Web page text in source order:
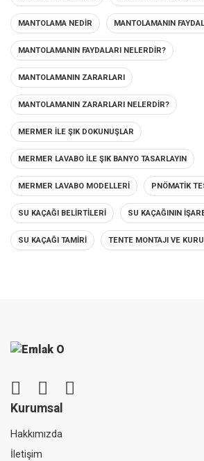
MANTOLAMA NEDIR MANTOLAMANIN
MANTOLAMANIN FAYDALARI NELERDIR?
MANTOLAMANIN ZARARLARI
MANTOLAMANIN ZARARLARI NELERDIR?
MERMER ILE ŞIK DOKUNUŞLAR
MERMER LAVABO ILE ŞIK BANYO TASARLAYIN
MERMER LAVABO MODELLERI PNÖMATIK
SU KAÇAĞI BELIRTILERI SU KAÇAĞININ
SU KAÇAĞI TAMIRI TENTE MONTAJI VE
Kurumsal
Hakkımızda
İletişim